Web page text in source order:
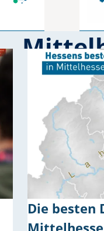
Die besten